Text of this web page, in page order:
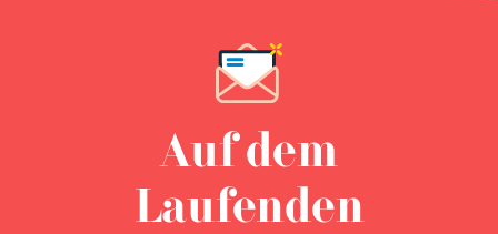
Auf dem
Laufenden